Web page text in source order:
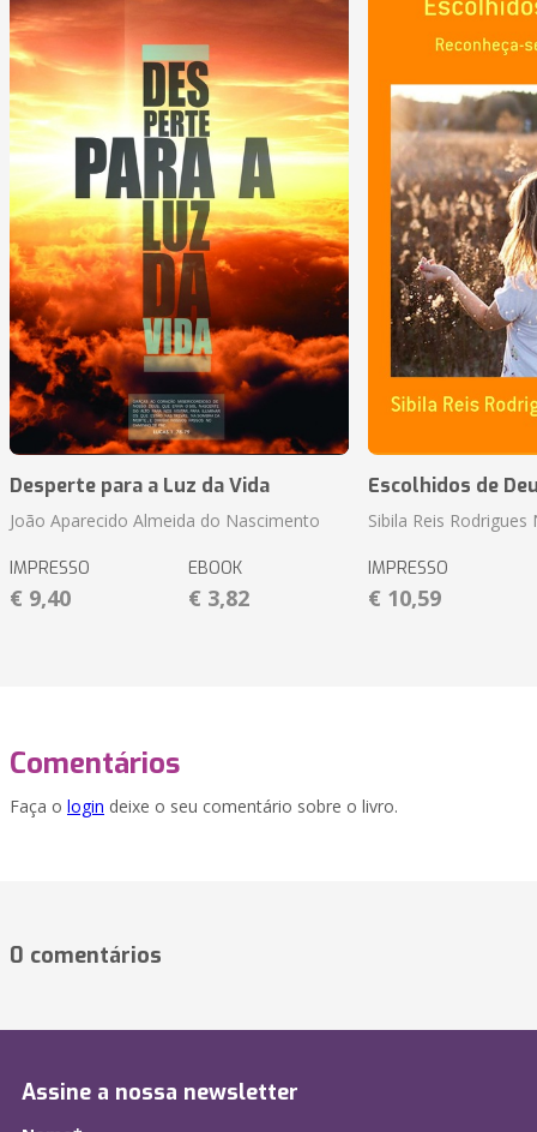
Desperte para a Luz da Vida
João Aparecido Almeida do Nascimento
IMPRESSO
€ 9,40
EBOOK
€ 3,82
Escolhidos de
Sibila Reis
IMPRESSO
€ 10,59
Comentários
Faça o login deixe o seu comentário sobre o livro.
0 comentários
Assine a nossa newsletter